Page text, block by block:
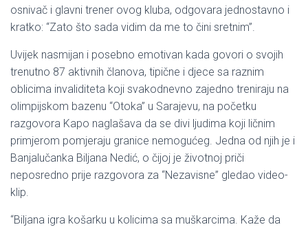
osnivač i glavni trener ovog kluba, odgovara jednostavno i
kratko: “Zato što sada vidim da me to čini sretnim”.
Uvijek nasmijan i posebno emotivan kada govori o svojih
trenutno 87 aktivnih članova, tipične i djece sa raznim
oblicima invaliditeta koji svakodnevno zajedno treniraju na
olimpijskom bazenu “Otoka” u Sarajevu, na početku
razgovora Kapo naglašava da se divi ljudima koji ličnim
primjerom pomjeraju granice nemogućeg. Jedna od njih je i
Banjalučanka Biljana Nedić, o čijoj je životnoj priči
neposredno prije razgovora za “Nezavisne” gledao video-
klip.
“Biljana igra košarku u kolicima sa muškarcima. Kaže da